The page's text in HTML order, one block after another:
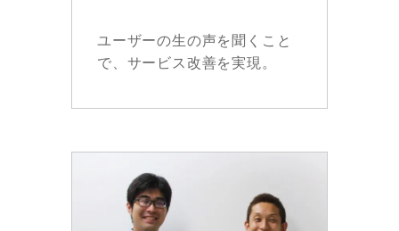
ユーザーの生の声を聞くこと
で、サービス改善を実現。